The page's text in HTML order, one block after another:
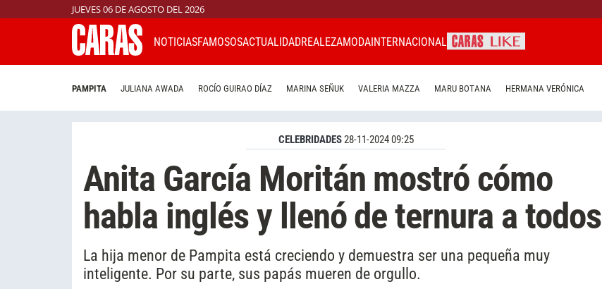
JUEVES 06 DE AGOSTO DEL 2026
NOTICIASFAMOSOSACTUALIDADREALEZAMODAINTERNACIONAL
PAMPITA JULIANA AWADA ROCÍO GUIRAO DÍAZ MARINA SEÑUK VALERIA MAZZA MARU BOTANA HERMANA VERÓNICA
CELEBRIDADES28-11-2024 09:25
Anita García Moritán mostró cómo
habla inglés y llenó de ternura a todos
La hija menor de Pampita está creciendo y demuestra ser una pequeña muy
inteligente. Por su parte, sus papás mueren de orgullo.